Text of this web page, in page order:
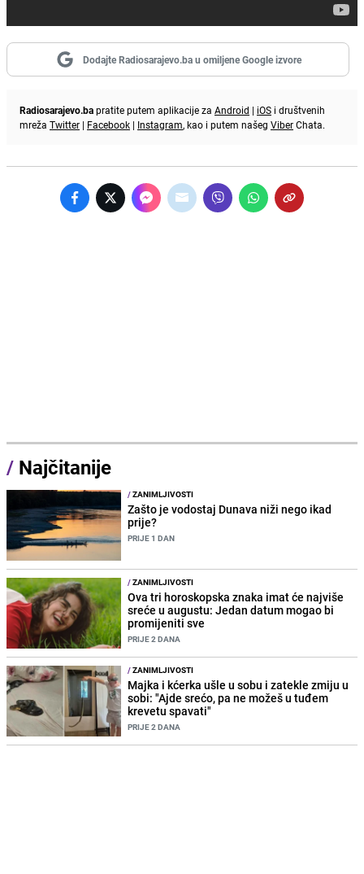
Dodajte Radiosarajevo.ba u omiljene Google izvore
Radiosarajevo.bapratite putem aplikacije za Android | iOS i društvenih
mreža Twitter | Facebook | Instagram, kao i putem našeg ViberChata.
/ Najčitanije
/ZANIMLJIVOSTI
Zašto je vodostaj Dunava niži nego ikad
prije?
PRIJE 1 DAN
/ZANIMLJIVOSTI
Ova tri horoskopska znaka imat će najviše
sreće u augustu: Jedan datum mogao bi
promijeniti sve
PRIJE 2 DANA
/ZANIMLJIVOSTI
Majka i kćerka ušle u sobu i zatekle zmiju u
sobi: "Ajde srećo, pa ne možeš u tuđem
krevetu spavati"
PRIJE 2 DANA